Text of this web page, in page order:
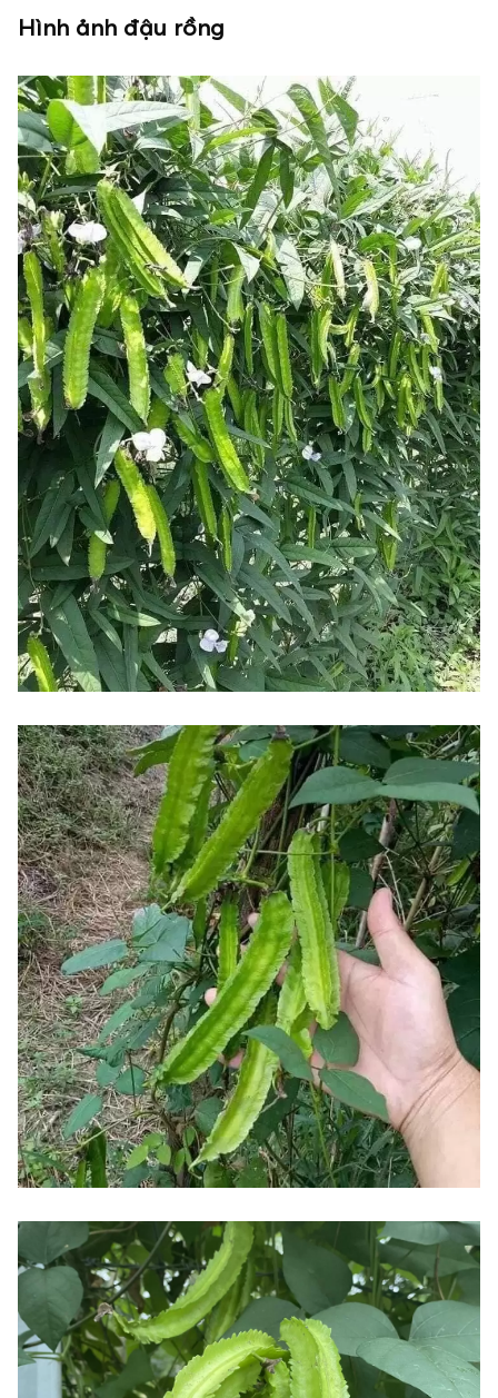
Hình ảnh đậu rồng